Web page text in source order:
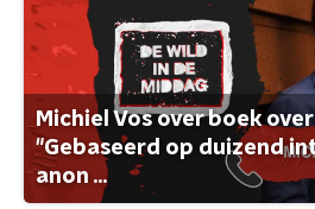
Michiel Vos over boek
"Gebaseerd op duizend
anon ...